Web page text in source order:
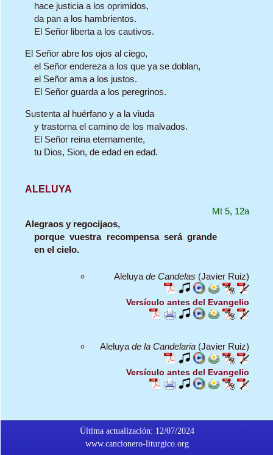
hace justicia a los oprimidos,
da pan a los hambrientos.
El Señor liberta a los cautivos.
El Señor abre los ojos al ciego,
el Señor endereza a los que ya se doblan,
el Señor ama a los justos.
El Señor guarda a los peregrinos.
Sustenta al huérfano y a la viuda
y trastorna el camino de los malvados.
El Señor reina eternamente,
tu Dios, Sion, de edad en edad.
ALELUYA
Mt 5, 12a
Alegraos y regocijaos,
porque vuestra recompensa será grande
en el cielo.
Aleluya de Candelas (Javier Ruiz)
Versículo antes del Evangelio
Aleluya de la Candelaria (Javier Ruiz)
Versículo antes del Evangelio
Última actualización: 12/07/2024